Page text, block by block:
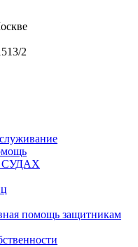
2
СУДАХ
помощь защитникам